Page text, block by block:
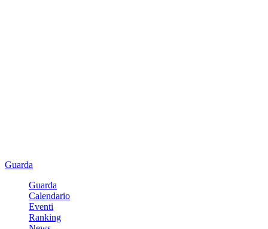
Guarda
Guarda
Calendario
Eventi
Ranking